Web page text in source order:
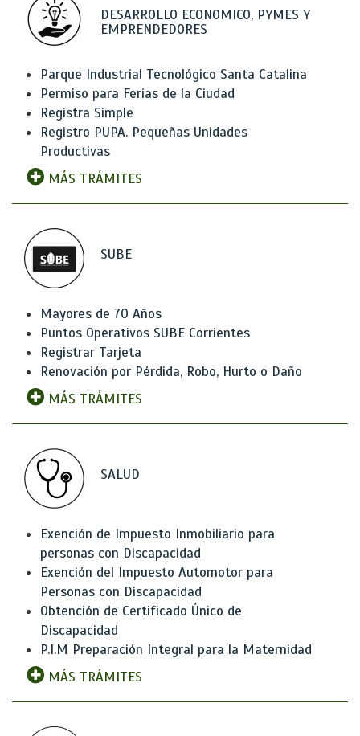
DESARROLLO ECONOMICO, PYMES Y
EMPRENDEDORES
Parque Industrial Tecnológico Santa Catalina
Permiso para Ferias de la Ciudad
Registra Simple
Registro PUPA. Pequeñas Unidades
Productivas
MÁS TRÁMITES
SUBE
Mayores de 70 Años
Puntos Operativos SUBE Corrientes
Registrar Tarjeta
Renovación por Pérdida, Robo, Hurto o Daño
MÁS TRÁMITES
SALUD
Exención de Impuesto Inmobiliario para
personas con Discapacidad
Exención del Impuesto Automotor para
Personas con Discapacidad
Obtención de Certificado Único de
Discapacidad
P.I.M Preparación Integral para la Maternidad
MÁS TRÁMITES